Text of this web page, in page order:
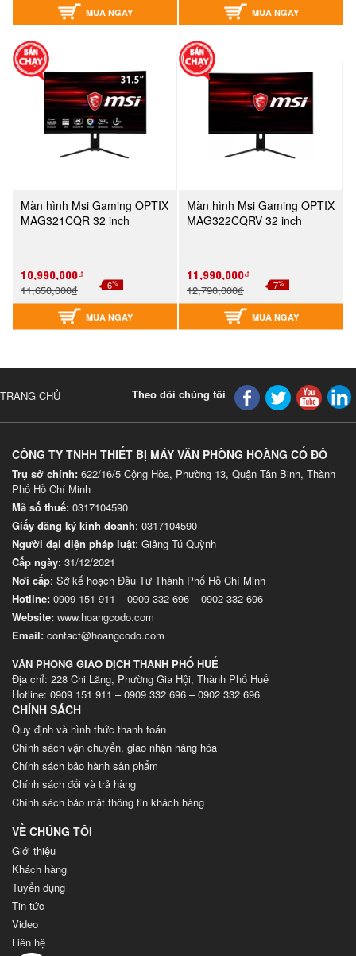
MUA NGAY MUA NGAY
Màn hình Msi Gaming OPTIX
MAG321CQR 32 inch
10,990,000₫
11,650,000₫ -6%
MUA NGAY
Màn hình Msi Gaming OPTIX
MAG322CQRV 32 inch
11,990,000₫
12,790,000₫ -7%
MUA NGAY
TRANG CHỦ Theo dõi chúng tôi
CÔNG TY TNHH THIẾT BỊ MÁY VĂN PHÒNG HOÀNG CỐ ĐÔ
Trụ sở chính: 622/16/5 Cộng Hòa, Phường 13, Quận Tân Binh, Thành
Phố Hồ Chí Minh
Mã số thuế: 0317104590
Giấy đăng ký kinh doanh: 0317104590
Người đại diện pháp luật: Giảng Tú Quỳnh
Cấp ngày: 31/12/2021
Nơi cấp: Sở kế hoạch Đầu Tư Thành Phố Hồ Chí Minh
Hotline: 0909 151 911 –0909 332 696 –0902 332 696
Website: www.hoangcodo.com
Email: contact@hoangcodo.com
VĂN PHÒNG GIAO DỊCH THÀNH PHỐ HUẾ
Địa chỉ: 228 Chi Lăng, Phường Gia Hội, Thành Phố Huế
Hotline: 0909 151 911 – 0909 332 696 – 0902 332 696
CHÍNH SÁCH
Quy định và hình thức thanh toán
Chính sách vận chuyển, giao nhận hàng hóa
Chính sách bảo hành sản phẩm
Chính sách đổi và trả hàng
Chính sách bảo mật thông tin khách hàng
VỀ CHÚNG TÔI
Giới thiệu
Khách hàng
Tuyển dụng
Tin tức
Video
Liên hệ